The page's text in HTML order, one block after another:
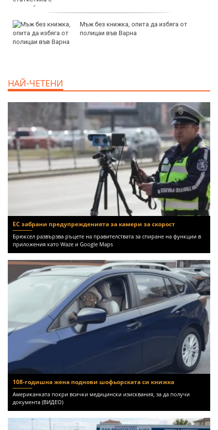
продава, Тристаен апартамент, 93 m2
София, Надежда 2, 275000 EUR
НАЙ-ЧЕТЕНИ
ЕС забрани предупрежденията за камери за скорост
Брюксел развързва ръцете на правителствата за спиране на функции в
приложения като Waze и Google Maps
108-годишна жена поднови шофьорската си книжка
Американката покри всички медицински изисквания, за да получи
документа (ВИДЕО)